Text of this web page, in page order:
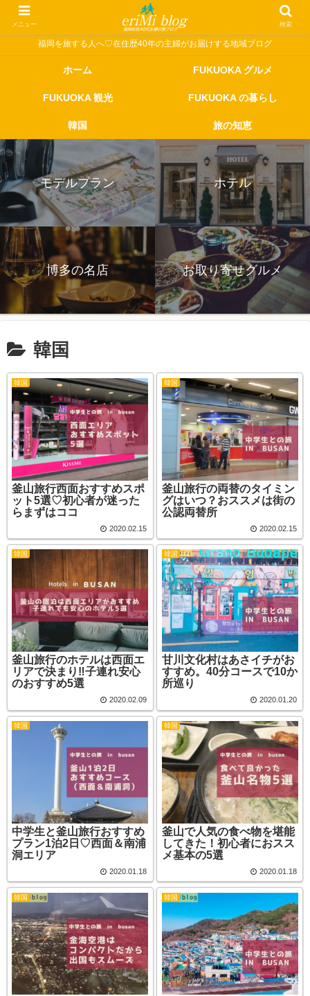
福岡を旅する人へ♡在住歴40年の主婦がお届けする地域ブログ
ホーム FUKUOKA グルメ
FUKUOKA 観光 FUKUOKA の暮らし
韓国 旅の知恵
モデルプラン ホテル
博多の名店 お取り寄せグルメ
韓国
韓国
釜山旅行西面おすすめスポ
ット5選♡初心者が迷った
らまずはココ
2020.02.15
韓国
釜山旅行の両替のタイミン
グはいつ？おススメは街の
公認両替所
2020.02.15
韓国
釜山旅行のホテルは西面エ
リアで決まり‼子連れ安心
のおすすめ5選
2020.02.09
韓国
甘川文化村はあさイチがお
すすめ。40分コースで10か
所巡り
2020.01.20
韓国
中学生と釜山旅行おすすめ
プラン1泊2日♡西面＆南浦
洞エリア
2020.01.18
韓国
釜山で人気の食べ物を堪能
してきた！初心者におスス
メ基本の5選
2020.01.18
韓国 韓国
メニュー 検索